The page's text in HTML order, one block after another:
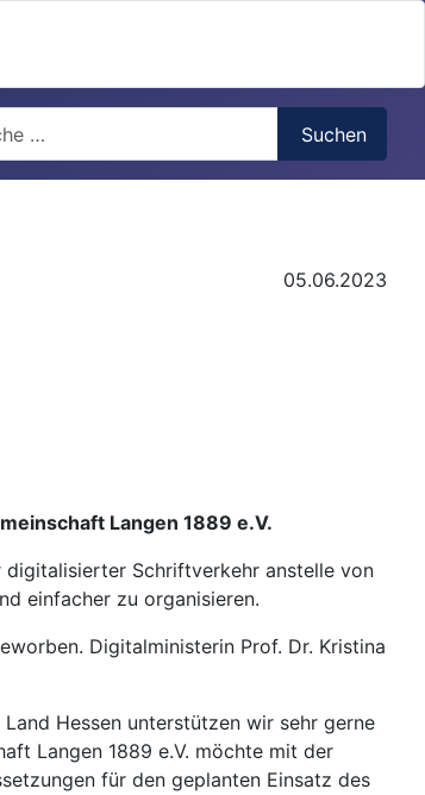
Suchen
05.06.2023
Langen 1889 e.V.
Schriftverkehr anstelle von
einfacher zu organisieren.
Digitalministerin Prof. Dr. Kristina
Hessen unterstützen wir sehr gerne
Langen 1889 e.V. möchte mit der
für den geplanten Einsatz des